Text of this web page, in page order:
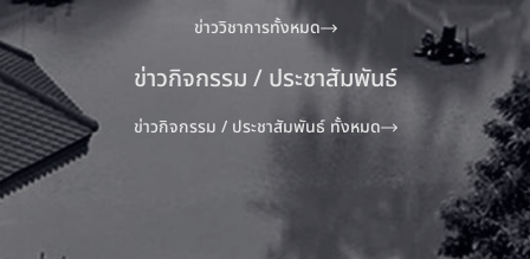
ข่าววิชาการทั้งหมด
ข่าวกิจกรรม / ประชาสัมพันธ์
ข่าวกิจกรรม / ประชาสัมพันธ์ ทั้งหมด